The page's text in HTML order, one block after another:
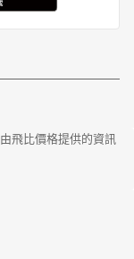
由飛比價格提供的資訊